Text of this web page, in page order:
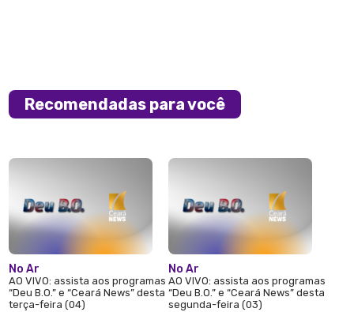
Recomendadas para você
No Ar
AO VIVO: assista aos programas
“Deu B.O.” e “Ceará News” desta
terça-feira (04)
No Ar
AO VIVO: assista aos programas
“Deu B.O.” e “Ceará News” desta
segunda-feira (03)